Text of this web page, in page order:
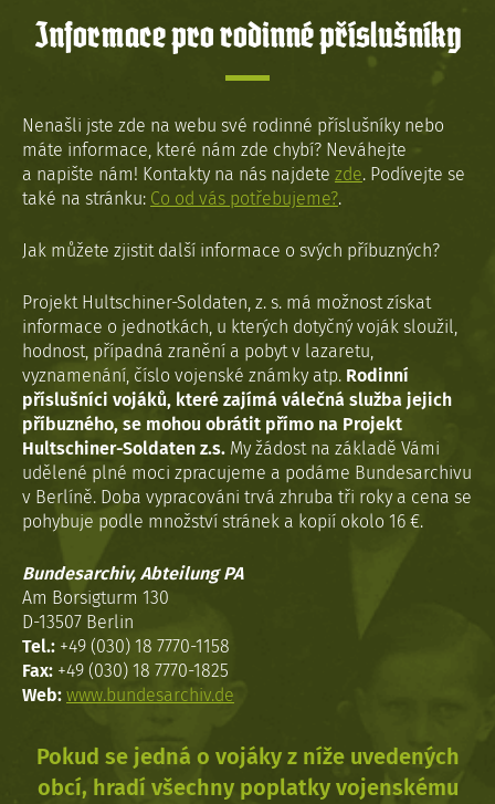
Informace pro rodinné příslušníky
Nenašli jste zde na webu své rodinné příslušníky nebo
máte informace, které nám zde chybí? Neváhejte
a napište nám! Kontakty na nás najdete zde. Podívejte se
také na stránku: Co od vás potřebujeme?.
Jak můžete zjistit další informace o svých příbuzných?
Projekt Hultschiner-Soldaten, z. s. má možnost získat
informace o jednotkách, u kterých dotyčný voják sloužil,
hodnost, případná zranění a pobyt v lazaretu,
vyznamenání, číslo vojenské známky atp. Rodinní
příslušníci vojáků, které zajímá válečná služba jejich
příbuzného, se mohou obrátit přímo na Projekt
Hultschiner-Soldaten z.s. My žádost na základě Vámi
udělené plné moci zpracujeme a podáme Bundesarchivu
v Berlíně. Doba vypracováni trvá zhruba tři roky a cena se
pohybuje podle množství stránek a kopií okolo 16 €.
Bundesarchiv, Abteilung PA
Am Borsigturm 130
D-13507 Berlin
Tel.: +49 (030) 18 7770-1158
Fax: +49 (030) 18 7770-1825
Web: www.bundesarchiv.de
Pokud se jedná o vojáky z níže uvedených
obcí, hradí všechny poplatky vojenskému